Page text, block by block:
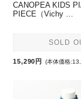
CANOPEA KIDS
PIECE（Vichy …
SOLD
15,290円 (本体価格